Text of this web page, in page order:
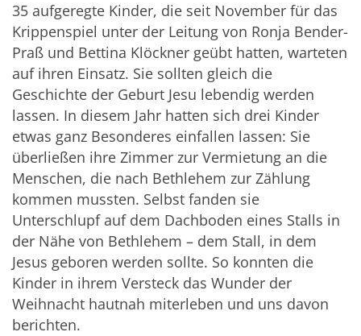
35 aufgeregte Kinder, die seit November für das
Krippenspiel unter der Leitung von Ronja Bender-
Praß und Bettina Klöckner geübt hatten, warteten
auf ihren Einsatz. Sie sollten gleich die
Geschichte der Geburt Jesu lebendig werden
lassen. In diesem Jahr hatten sich drei Kinder
etwas ganz Besonderes einfallen lassen: Sie
überließen ihre Zimmer zur Vermietung an die
Menschen, die nach Bethlehem zur Zählung
kommen mussten. Selbst fanden sie
Unterschlupf auf dem Dachboden eines Stalls in
der Nähe von Bethlehem – dem Stall, in dem
Jesus geboren werden sollte. So konnten die
Kinder in ihrem Versteck das Wunder der
Weihnacht hautnah miterleben und uns davon
berichten.